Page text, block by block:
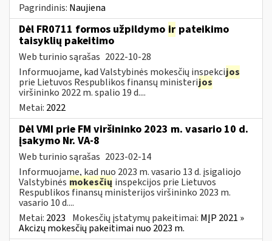
Pagrindinis: Naujiena
Dėl FR0711 formos užpildymo ir pateikimo
taisyklių pakeitimo
Web turinio sąrašas 2022-10-28
Informuojame, kad Valstybinės mokesčių inspekcijos
prie Lietuvos Respublikos finansų ministerijos
viršininko 2022 m. spalio 19 d....
Metai: 2022
Dėl VMI prie FM viršininko 2023 m. vasario 10 d.
įsakymo Nr. VA-8
Web turinio sąrašas 2023-02-14
Informuojame, kad nuo 2023 m. vasario 13 d. įsigaliojo
Valstybinės mokesčių inspekcijos prie Lietuvos
Respublikos finansų ministerijos viršininko 2023 m.
vasario 10 d....
Metai: 2023 Mokesčių įstatymų pakeitimai: MĮP 2021 »
Akcizų mokesčių pakeitimai nuo 2023 m.